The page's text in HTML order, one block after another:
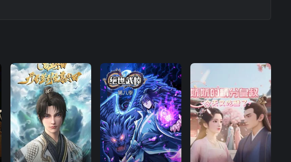
122 123 124 125
131 132 133 134 135
141 142 143 144 145
150 151 152